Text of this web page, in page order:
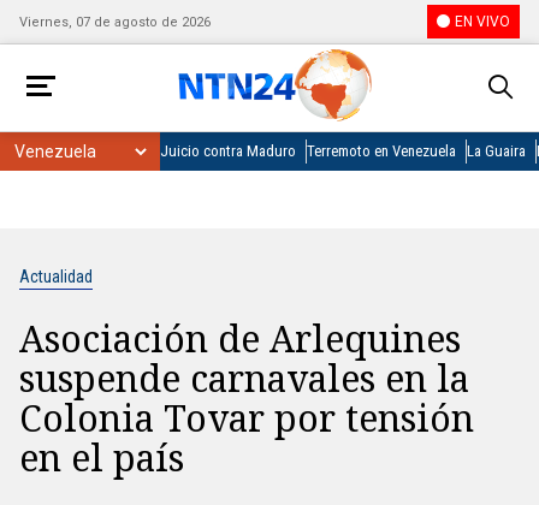
Viernes, 07 de agosto de 2026 EN VIVO
Juicio contra Maduro Terremoto en Venezuela La Guaira
Actualidad
Asociación de Arlequines
suspende carnavales en la
Colonia Tovar por tensión
en el país